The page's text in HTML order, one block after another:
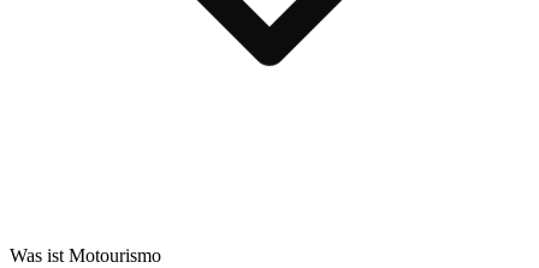
Was ist Motourismo